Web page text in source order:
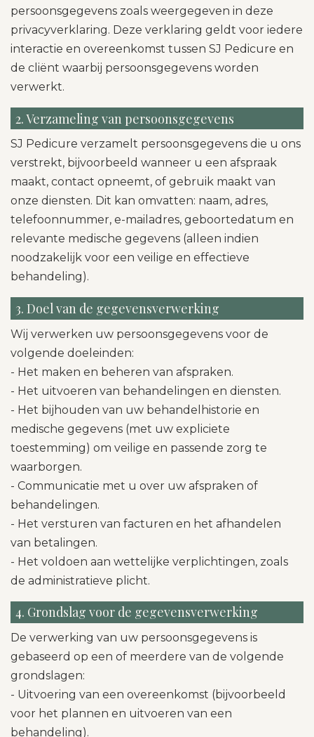
persoonsgegevens zoals weergegeven in deze
privacyverklaring. Deze verklaring geldt voor iedere
interactie en overeenkomst tussen SJ Pedicure en
de cliënt waarbij persoonsgegevens worden
verwerkt.
2. Verzameling van persoonsgegevens
SJ Pedicure verzamelt persoonsgegevens die u ons
verstrekt, bijvoorbeeld wanneer u een afspraak
maakt, contact opneemt, of gebruik maakt van
onze diensten. Dit kan omvatten: naam, adres,
telefoonnummer, e-mailadres, geboortedatum en
relevante medische gegevens (alleen indien
noodzakelijk voor een veilige en effectieve
behandeling).
3. Doel van de gegevensverwerking
Wij verwerken uw persoonsgegevens voor de
volgende doeleinden:
- Het maken en beheren van afspraken.
- Het uitvoeren van behandelingen en diensten.
- Het bijhouden van uw behandelhistorie en
medische gegevens (met uw expliciete
toestemming) om veilige en passende zorg te
waarborgen.
- Communicatie met u over uw afspraken of
behandelingen.
- Het versturen van facturen en het afhandelen
van betalingen.
- Het voldoen aan wettelijke verplichtingen, zoals
de administratieve plicht.
4. Grondslag voor de gegevensverwerking
De verwerking van uw persoonsgegevens is
gebaseerd op een of meerdere van de volgende
grondslagen:
- Uitvoering van een overeenkomst (bijvoorbeeld
voor het plannen en uitvoeren van een
behandeling).